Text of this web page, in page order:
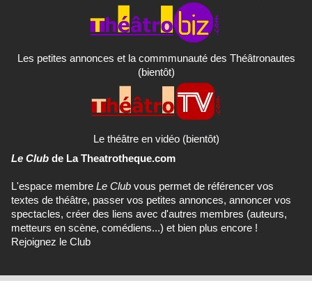
Les petites annonces et la commmunauté des Théâtronautes
(bientôt)
Le théâtre en vidéo (bientôt)
Le Club de La Theatrotheque.com
L'espace membre Le Club vous permet de référencer vos
textes de théâtre, passer vos petites annonces, annoncer vos
spectacles, créer des liens avec d'autres membres (auteurs,
metteurs en scène, comédiens...) et bien plus encore !
Rejoignez le Club